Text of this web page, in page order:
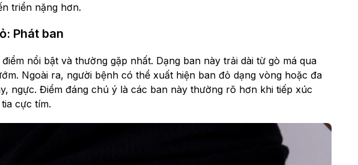
triển nặng hơn.
Phát ban
nổi bật và thường gặp nhất. Dạng ban này trải dài từ gò má qua
Ngoài ra, người bệnh có thể xuất hiện ban đỏ dạng vòng hoặc đa
ngực. Điểm đáng chú ý là các ban này thường rõ hơn khi tiếp xúc
cực tím.